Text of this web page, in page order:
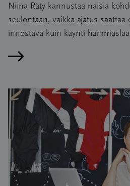
Niina Räty kannustaa naisia
seulontaan, vaikka ajatus
innostava kuin käynti
Lue artikkeli